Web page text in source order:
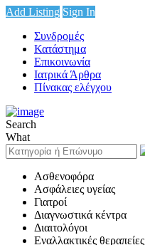
Add Listing Sign In
Συνδρομές
Κατάστημα
Επικοινωνία
Ιατρικά Άρθρα
Πίνακας ελέγχου
Search
What
Ασθενοφόρα
Ασφάλειες υγείας
Γιατροί
Διαγνωστικά κέντρα
Διαιτολόγοι
Εναλλακτικές θεραπείες